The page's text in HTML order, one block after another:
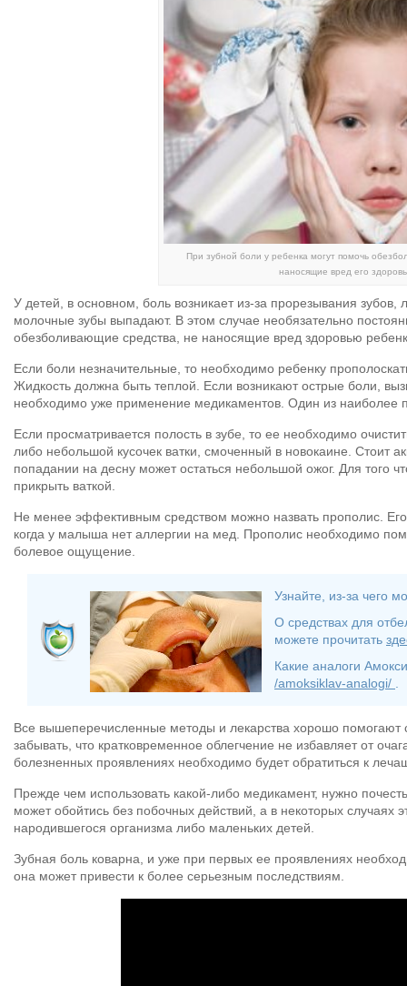
При зубной боли у ребенка могут помочь
наносящие вред его
У детей, в основном, боль возникает из-за прорезывания зубов,
молочные зубы выпадают. В этом случае необязательно
обезболивающие средства, не наносящие вред здоровью
Если боли незначительные, то необходимо ребенку
Жидкость должна быть теплой. Если возникают острые боли,
необходимо уже применение медикаментов. Один из наиболее
Если просматривается полость в зубе, то ее необходимо
либо небольшой кусочек ватки, смоченный в новокаине. Стоит
попадании на десну может остаться небольшой ожог. Для того
прикрыть ваткой.
Не менее эффективным средством можно назвать прополис. Его
когда у малыша нет аллергии на мед. Прополис необходимо
болевое ощущение.
Узнайте, из-за чего
О средствах для
можете прочитать
Какие аналоги
/amoksiklav-analogi/ .
Все вышеперечисленные методы и лекарства хорошо помогают
забывать, что кратковременное облегчение не избавляет от
болезненных проявлениях необходимо будет обратиться к
Прежде чем использовать какой-либо медикамент, нужно
может обойтись без побочных действий, а в некоторых
народившегося организма либо маленьких детей.
Зубная боль коварна, и уже при первых ее проявлениях
она может привести к более серьезным последствиям.